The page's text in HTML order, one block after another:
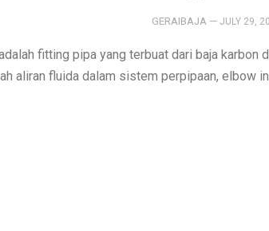
GERAIBAJA — JULY 29,
fitting pipa yang terbuat dari baja karbon
aliran fluida dalam sistem perpipaan, elbow